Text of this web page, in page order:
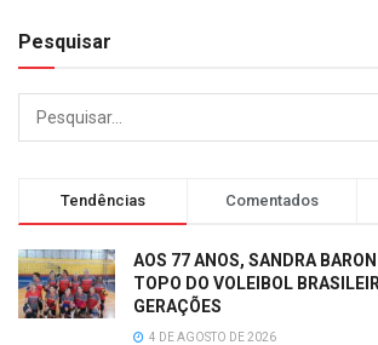
Pesquisar
Tendências Comentados
AOS 77 ANOS, SANDRA
TOPO DO VOLEIBOL
GERAÇÕES
4 DE AGOSTO DE 2026